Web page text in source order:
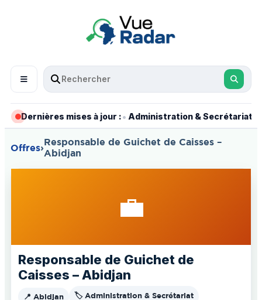
Dernières mises à jour :• Administration & Secrétariat
Offres›
Responsable de Guichet de Caisses –
Abidjan
💼
Responsable de Guichet de
Caisses – Abidjan
📍 Abidjan 🏷️ Administration & Secrétariat